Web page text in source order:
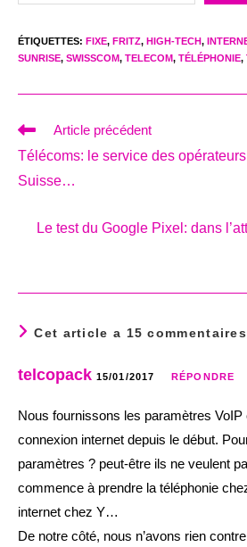
ÉTIQUETTES: FIXE, FRITZ, HIGH-TECH,
SUNRISE, SWISSCOM, TELECOM, TÉLÉPHONIE,
Read
more
articles
Article précédent
Télécoms: le service des
Suisse…
Le test du Google Pixel: dans
Cet article a 15 commentaires
telcopack 15/01/2017 RÉPONDRE
Nous fournissons les paramètres
connexion internet depuis le début.
paramètres ? peut-être ils ne veulent
commence à prendre la téléphonie
internet chez Y…
De notre côté, nous n’avons rien